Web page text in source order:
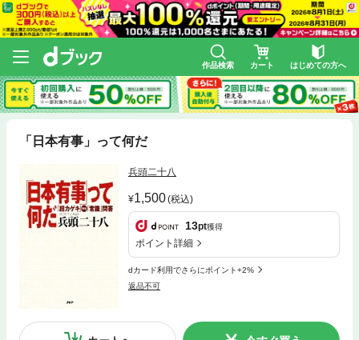
作品検索 カート はじめての方へ
「日本有事」って何だ
兵頭二十八
1,500(税込)
13pt獲得
ポイント詳細
dカード利用でさらにポイント+2%
返品不可